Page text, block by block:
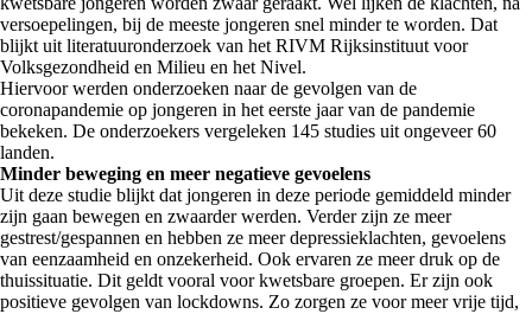
versoepelingen, bij de meeste jongeren snel minder te worden. Dat
blijkt uit literatuuronderzoek van het RIVM Rijksinstituut voor
Volksgezondheid en Milieu en het Nivel.
Hiervoor werden onderzoeken naar de gevolgen van de
coronapandemie op jongeren in het eerste jaar van de pandemie
bekeken. De onderzoekers vergeleken 145 studies uit ongeveer 60
landen.
Minder beweging en meer negatieve gevoelens
Uit deze studie blijkt dat jongeren in deze periode gemiddeld minder
zijn gaan bewegen en zwaarder werden. Verder zijn ze meer
gestrest/gespannen en hebben ze meer depressieklachten, gevoelens
van eenzaamheid en onzekerheid. Ook ervaren ze meer druk op de
thuissituatie. Dit geldt vooral voor kwetsbare groepen. Er zijn ook
positieve gevolgen van lockdowns. Zo zorgen ze voor meer vrije tijd,